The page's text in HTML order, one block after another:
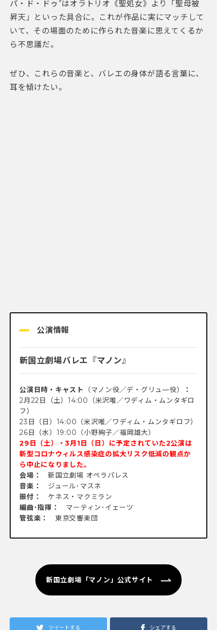
パ・ド・ドゥ”はオラトリオ《聖処女》より「聖母被
昇天」といった具合に。これが作品に実にマッチして
いて、その場面のために作られた音楽に思えてくるか
ら不思議だ。
ぜひ、これらの音楽と、バレエの身体が語る言葉に、
耳を傾けたい。
公演情報
新国立劇場バレエ『マノン』
公演日時・キャスト （マノン役／デ・グリュ―役）
：
2月22日（土）14:00（米沢唯／ワディム・ムンタギロ
フ）
23日（日）14:00（米沢唯／ワディム・ムンタギロフ）
26日（水）19:00（小野絢子／福岡雄大）
29日（土）・3月1日（日）に予定されていた2公演は
新型コロナウィルス感染症の拡大リスク低減の観点か
ら中止になりました。
会場： 新国立劇場 オペラパレス
音楽： ジュール･マスネ
振付： ケネス・マクミラン
編曲･指揮： マーティン･イェーツ
管弦楽： 東京交響楽団
新国立劇場「マノン」公式サイト
ツイートする シェアする